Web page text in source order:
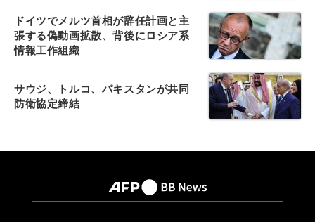
ドイツでメルツ首相が辞任計画と主
張する偽動画拡散、背後にロシア系
情報工作組織
サウジ、トルコ、パキスタンが共同
防衛協定締結